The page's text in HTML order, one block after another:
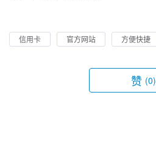
信用卡 官方网站 方便快捷
赞 (0)